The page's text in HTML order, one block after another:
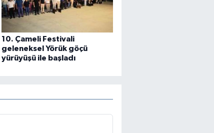
10. Çameli Festivali
geleneksel Yörük göçü
yürüyüşü ile başladı